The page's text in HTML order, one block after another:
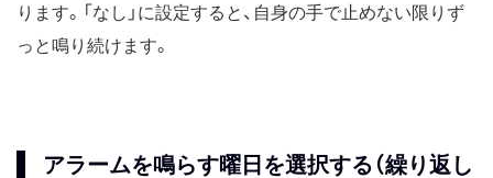
ります。「なし」に設定すると、自身の手で止めない限りず
っと鳴り続けます。
アラームを鳴らす曜日を選択する（繰り返し